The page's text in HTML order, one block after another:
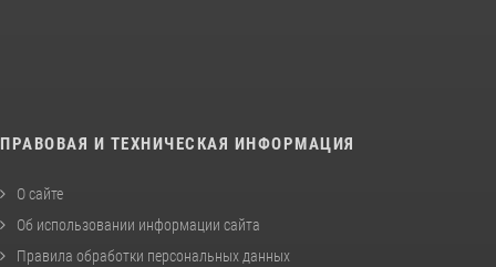
ПРАВОВАЯ И ТЕХНИЧЕСКАЯ ИНФОРМАЦИЯ
О сайте
Об использовании информации сайта
Правила обработки персональных данных